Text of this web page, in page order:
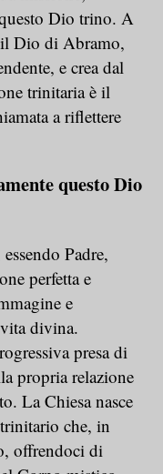
Dio trino. A
Dio di Abramo,
e crea dal
trinitaria è il
a riflettere
questo Dio
Padre,
perfetta e
e
divina.
presa di
propria relazione
La Chiesa nasce
che, in
offrendoci di